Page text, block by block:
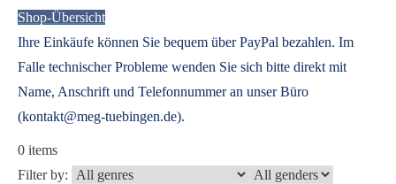
Shop-Übersicht
Ihre Einkäufe können Sie bequem über PayPal bezahlen. Im
Falle technischer Probleme wenden Sie sich bitte direkt mit
Name, Anschrift und Telefonnummer an unser Büro
(kontakt@meg-tuebingen.de).
0 items
Filter by: